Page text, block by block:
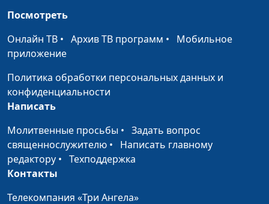
Призваны помогать
людям
Анна Богатская,
представитель
организации АДРА в
кавказском федеральном
округе и Крыму; Роман
общероссийской
Посмотреть
Онлайн ТВ • Архив ТВ программ • Мобильное
приложение
Политика обработки персональных данных и
конфиденциальности
Написать
Молитвенные просьбы • Задать вопрос
священнослужителю • Написать главному
редактору • Техподдержка
Контакты
Телекомпания «Три Ангела»